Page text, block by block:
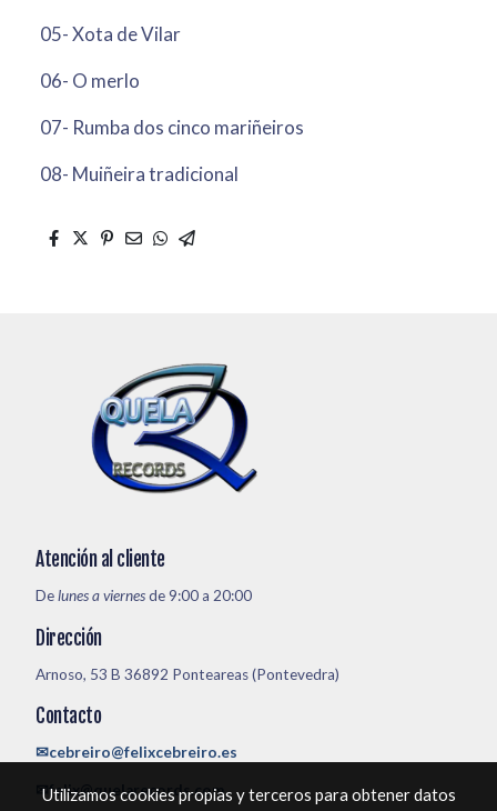
05- Xota de Vilar
06- O merlo
07- Rumba dos cinco mariñeiros
08- Muiñeira tradicional
Atención al cliente
Delunes a viernesde 9:00 a 20:00
Dirección
Arnoso, 53 B 36892 Ponteareas (Pontevedra)
Contacto
✉cebreiro@felixcebreiro.es
✉felix@quelarecords.com
Utilizamos cookies propias y terceros para obtener datos